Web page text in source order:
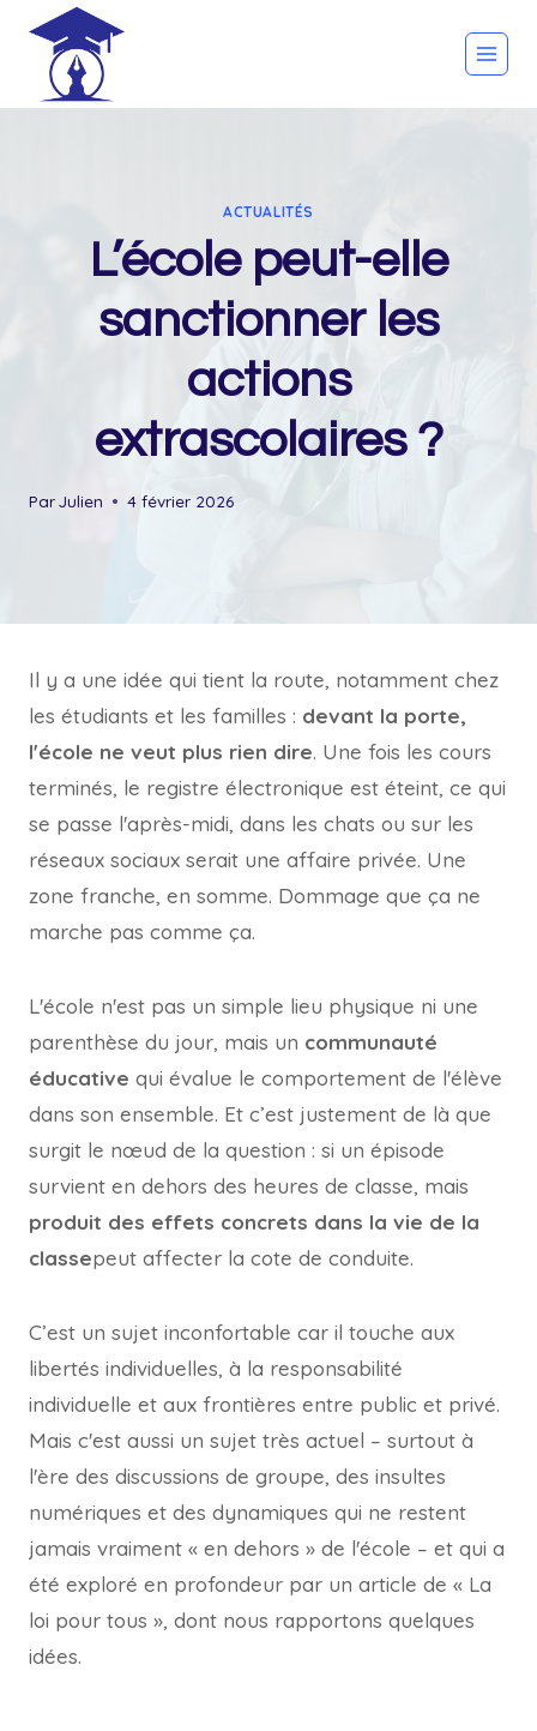
content
ACTUALITÉS
L’école peut-elle
sanctionner les
actions
extrascolaires ?
ParJulien 4 février 2026
Il y a une idée qui tient la route, notamment chez
les étudiants et les familles : devant la porte,
l'école ne veut plus rien dire. Une fois les cours
terminés, le registre électronique est éteint, ce qui
se passe l'après-midi, dans les chats ou sur les
réseaux sociaux serait une affaire privée. Une
zone franche, en somme. Dommage que ça ne
marche pas comme ça.
L'école n'est pas un simple lieu physique ni une
parenthèse du jour, mais un communauté
éducative qui évalue le comportement de l'élève
dans son ensemble. Et c’est justement de là que
surgit le nœud de la question : si un épisode
survient en dehors des heures de classe, mais
produit des effets concrets dans la vie de la
classepeut affecter la cote de conduite.
C’est un sujet inconfortable car il touche aux
libertés individuelles, à la responsabilité
individuelle et aux frontières entre public et privé.
Mais c'est aussi un sujet très actuel – surtout à
l'ère des discussions de groupe, des insultes
numériques et des dynamiques qui ne restent
jamais vraiment « en dehors » de l'école – et qui a
été exploré en profondeur par un article de « La
loi pour tous », dont nous rapportons quelques
idées.